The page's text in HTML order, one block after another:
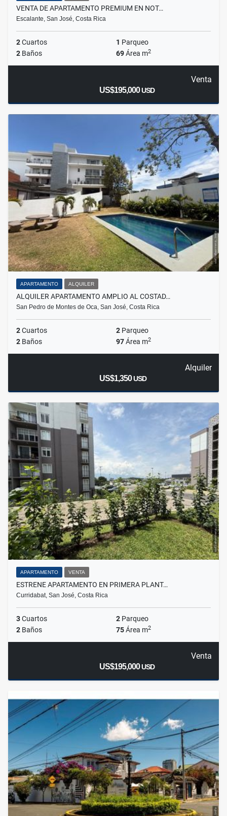
VENTA DE APARTAMENTO PREMIUM EN NOT…
Escalante, San José, Costa Rica
2Cuartos 1 Parqueo
2 Baños 69Área m2
Venta
US$195,000USD
APARTAMENTO ALQUILER
ALQUILER APARTAMENTO AMPLIO AL COSTAD…
San Pedro de Montes de Oca, San José, Costa Rica
2Cuartos 2 Parqueo
2 Baños 97Área m2
Alquiler
US$1,350USD
APARTAMENTO VENTA
ESTRENE APARTAMENTO EN PRIMERA PLANT…
Curridabat, San José, Costa Rica
3Cuartos 2 Parqueo
2 Baños 75Área m2
Venta
US$195,000USD